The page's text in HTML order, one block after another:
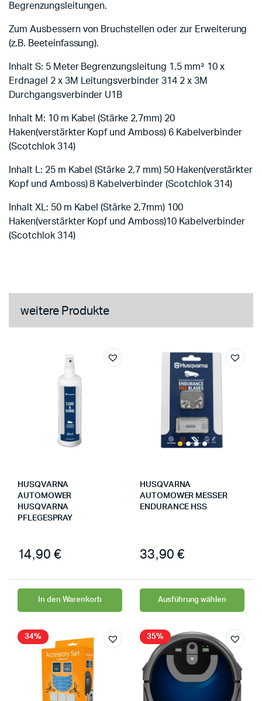
Begrenzungsleitungen.
Zum Ausbessern von Bruchstellen oder zur Erweiterung
(z.B. Beeteinfassung).
Inhalt S: 5 Meter Begrenzungsleitung 1.5 mm² 10 x
Erdnagel 2 x 3M Leitungsverbinder 314 2 x 3M
Durchgangsverbinder U1B
Inhalt M: 10 m Kabel (Stärke 2,7mm) 20
Haken(verstärkter Kopf und Amboss) 6 Kabelverbinder
(Scotchlok 314)
Inhalt L: 25 m Kabel (Stärke 2,7 mm) 50 Haken(verstärkter
Kopf und Amboss) 8 Kabelverbinder (Scotchlok 314)
Inhalt XL: 50 m Kabel (Stärke 2,7mm) 100
Haken(verstärkter Kopf und Amboss)10 Kabelverbinder
(Scotchlok 314)
weitere Produkte
HUSQVARNA
AUTOMOWER
HUSQVARNA
PFLEGESPRAY
14,90 €
In den Warenkorb
HUSQVARNA
AUTOMOWER MESSER
ENDURANCE HSS
33,90 €
Ausführung wählen
34% 35%